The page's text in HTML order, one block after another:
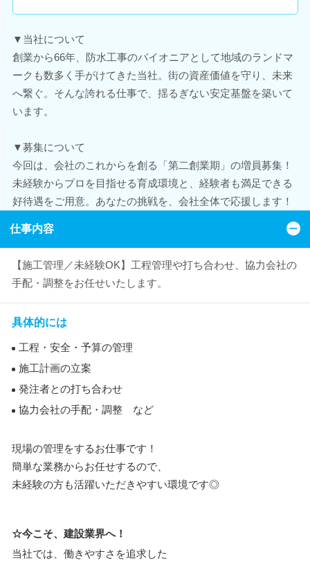
▼当社について
創業から66年、防水工事のパイオニアとして地域のランドマ
ークも数多く手がけてきた当社。街の資産価値を守り、未来
へ繋ぐ。そんな誇れる仕事で、揺るぎない安定基盤を築いて
います。
▼募集について
今回は、会社のこれからを創る「第二創業期」の増員募集！
未経験からプロを目指せる育成環境と、経験者も満足できる
好待遇をご用意。あなたの挑戦を、会社全体で応援します！
仕事内容
【施工管理／未経験OK】工程管理や打ち合わせ、協力会社の
手配・調整をお任せいたします。
具体的には
工程・安全・予算の管理
施工計画の立案
発注者との打ち合わせ
協力会社の手配・調整 など
現場の管理をするお仕事です！
簡単な業務からお任せするので、
未経験の方も活躍いただきやすい環境です◎
☆今こそ、建設業界へ！
当社では、働きやすさを追求した